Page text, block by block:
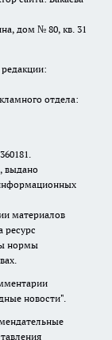
дом № 80, кв. 31
отдела:
выдано
материалов
ресурс
нормы
новости".